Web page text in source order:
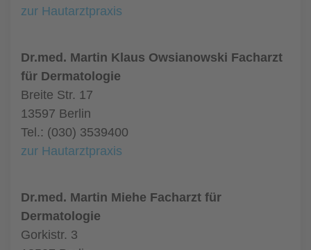
zur Hautarztpraxis
Dr.med. Martin Klaus Owsianowski Facharzt
für Dermatologie
Breite Str. 17
13597 Berlin
Tel.: (030) 3539400
zur Hautarztpraxis
Dr.med. Martin Miehe Facharzt für
Dermatologie
Gorkistr. 3